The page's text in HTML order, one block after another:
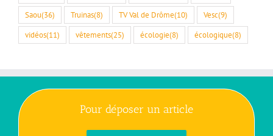
Saou(36) Truinas(8) TV Val de Drôme(10) Vesc(9)
vidéos(11) vêtements(25) écologie(8) écologique(8)
Pour déposer un article